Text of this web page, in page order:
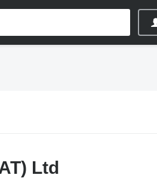
Ltd